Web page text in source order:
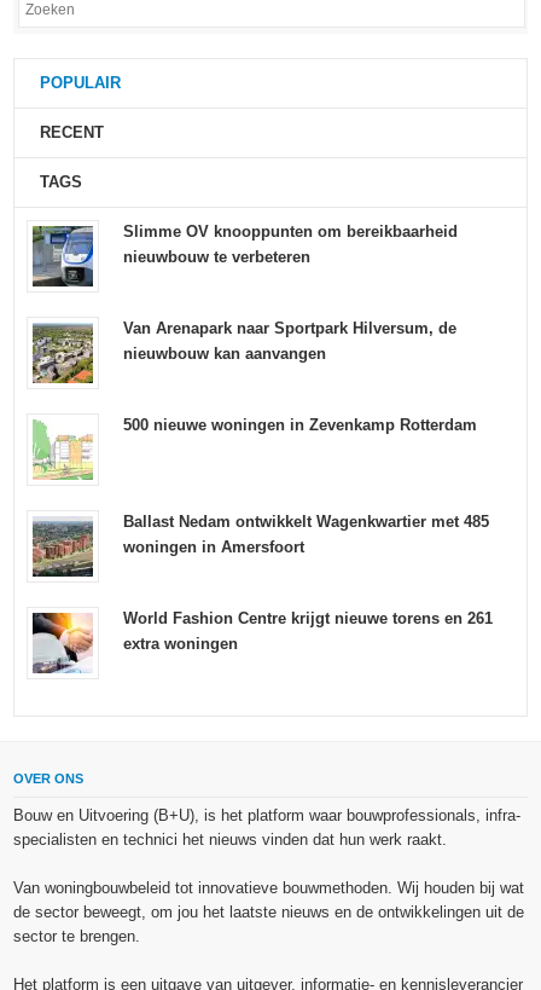
POPULAIR
RECENT
TAGS
Slimme OV knooppunten om bereikbaarheid
nieuwbouw te verbeteren
Van Arenapark naar Sportpark Hilversum, de
nieuwbouw kan aanvangen
500 nieuwe woningen in Zevenkamp Rotterdam
Ballast Nedam ontwikkelt Wagenkwartier met 485
woningen in Amersfoort
World Fashion Centre krijgt nieuwe torens en 261
extra woningen
OVER ONS
Bouw en Uitvoering (B+U), is het platform waar bouwprofessionals, infra-
specialisten en technici het nieuws vinden dat hun werk raakt.
Van woningbouwbeleid tot innovatieve bouwmethoden. Wij houden bij wat
de sector beweegt, om jou het laatste nieuws en de ontwikkelingen uit de
sector te brengen.
Het platform is een uitgave van uitgever, informatie- en kennisleverancier